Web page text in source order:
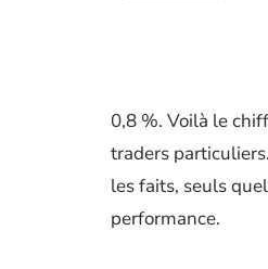
0,8 %. Voilà le
traders
les faits, seuls
performance.